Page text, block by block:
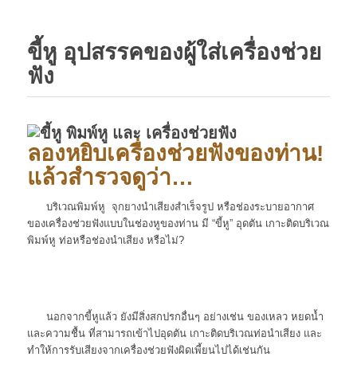
ขี้หู อุปสรรคของผู้ใส่เครื่องช่วย
ฟัง
ลองหยิบเครื่องช่วยฟังของท่าน!
แล้วสำรวจดูว่า…
บริเวณพิมพ์หู จุกยางนำเสียงสำเร็จรูป หรือช่องระบายอากาศ
ของเครื่องช่วยฟังแบบในช่องหูของท่าน มี “ขี้หู” อุดตัน เกาะติดบริเวณ
พิมพ์หู ท่อหรือช่องนำเสียง หรือไม่?
นอกจากขี้หูแล้ว ยังมีสิ่งสกปรกอื่นๆ อย่างเช่น ของเหลว หยดน้ำ
และความชื้น ที่สามารถเข้าไปอุดตัน เกาะติดบริเวณท่อนำเสียง และ
ทำให้การรับเสียงจากเครื่องช่วยฟังผิดเพี้ยนไปได้เช่นกัน